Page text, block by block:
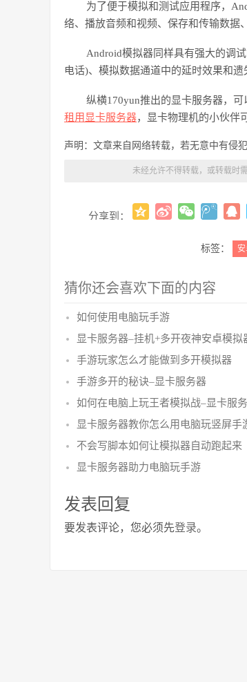
为了便于模拟和测试应用程序，
络、播放音频和视频、保存和传输数据
Android模拟器同样具有强大的调
电话)、模拟数据通道中的延时效果和遗
纵横170yun推出的显卡服务器，
租用显卡服务器，显卡物理机的小伙伴
声明：文章来自网络转载，若无意中有侵
未经允许不得转载，或转载时
分享到：
标签：
猜你还会喜欢下面的内容
如何使用电脑玩手游
显卡服务器–挂机+多开夜神安卓模
手游玩家怎么才能做到多开模拟器
手游多开的秘诀–显卡服务器
如何在电脑上玩王者模拟战–显卡服
显卡服务器教你怎么用电脑玩竖屏手
不会写脚本如何让模拟器自动跑起来
显卡服务器助力电脑玩手游
发表回复
要发表评论，您必须先登录。